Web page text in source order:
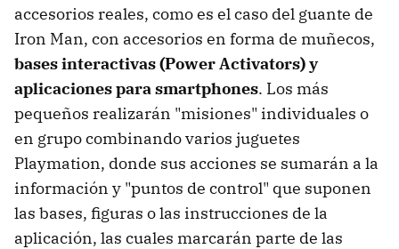
accesorios reales, como es el caso del guante de
Iron Man, con accesorios en forma de muñecos,
bases interactivas (Power Activators) y
aplicaciones para smartphones. Los más
pequeños realizarán "misiones" individuales o
en grupo combinando varios juguetes
Playmation, donde sus acciones se sumarán a la
información y "puntos de control" que suponen
las bases, figuras o las instrucciones de la
aplicación, las cuales marcarán parte de las